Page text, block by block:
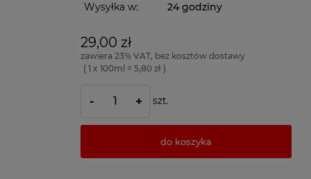
Wysyłka w:
24 godziny
29,00 zł
zawiera 23% VAT, bez kosztów dostawy
( 1 x 100ml = 5,80 zł )
- + szt.
do koszyka